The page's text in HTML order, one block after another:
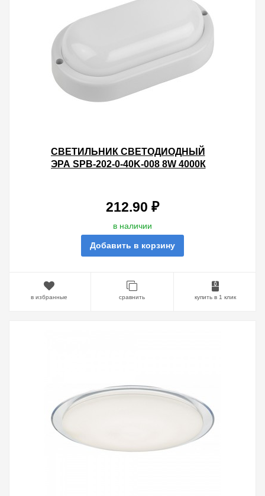
CВЕТИЛЬНИК СВЕТОДИОДНЫЙ
ЭРА SPB-202-0-40K-008 8W 4000К
212.90 ₽
в наличии
Добавить в корзину
в избранные сравнить купить в 1 клик